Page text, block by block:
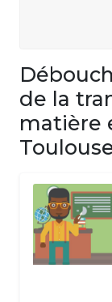
de la
matière